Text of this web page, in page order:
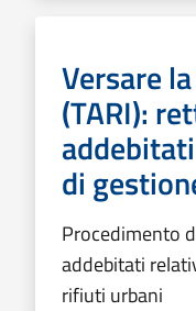
Versare
(TARI):
di
Procedimento
addebitati
rifiuti urbani